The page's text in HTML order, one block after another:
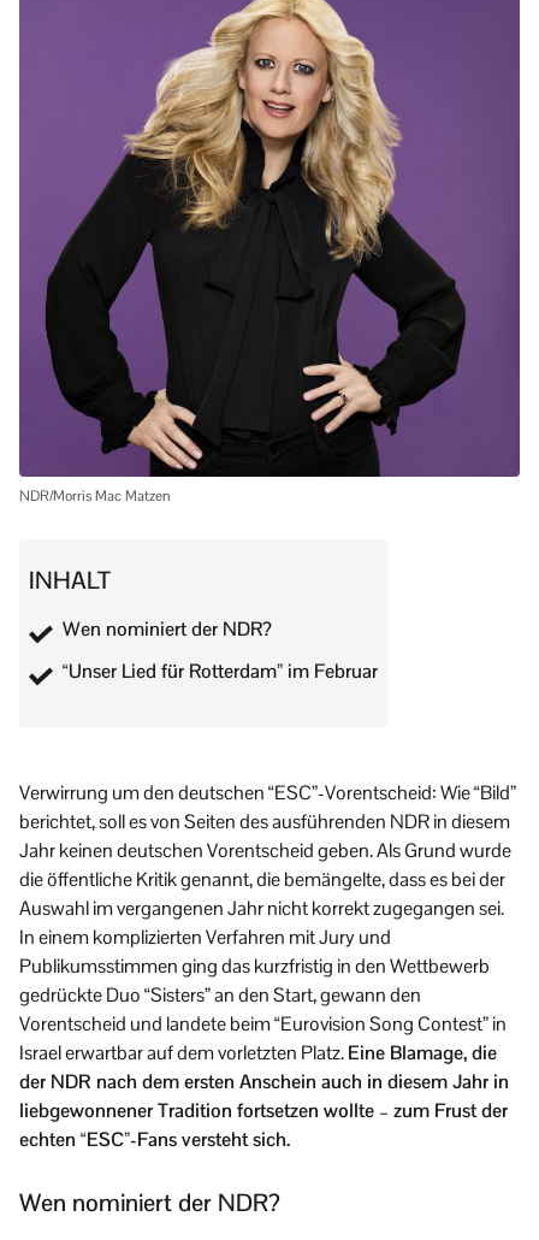
NDR/Morris Mac Matzen
INHALT
Wen nominiert der NDR?
“Unser Lied für Rotterdam” im Februar
Verwirrung um den deutschen “ESC”-Vorentscheid: Wie “Bild”
berichtet, soll es von Seiten des ausführenden NDR in diesem
Jahr keinen deutschen Vorentscheid geben. Als Grund wurde
die öffentliche Kritik genannt, die bemängelte, dass es bei der
Auswahl im vergangenen Jahr nicht korrekt zugegangen sei.
In einem komplizierten Verfahren mit Jury und
Publikumsstimmen ging das kurzfristig in den Wettbewerb
gedrückte Duo “Sisters” an den Start, gewann den
Vorentscheid und landete beim “Eurovision Song Contest” in
Israel erwartbar auf dem vorletzten Platz.Eine Blamage, die
der NDR nach dem ersten Anschein auch in diesem Jahr in
liebgewonnener Tradition fortsetzen wollte – zum Frust der
echten “ESC”-Fans versteht sich.
Wen nominiert der NDR?